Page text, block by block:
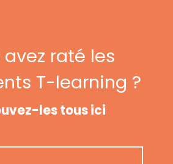
avez raté les
T-learning ?
les tous ici